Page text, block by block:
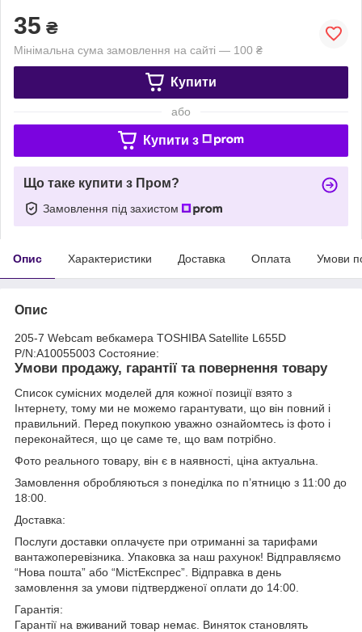
35 ₴
Мінімальна сума замовлення на сайті — 100 ₴
Купити
або
Купити з
Що таке купити з Пром?
Замовлення під захистом
Опис Характеристики Доставка Оплата Умови
Опис
205-7 Webcam вебкамера TOSHIBA Satellite L655D
P/N:A10055003 Состояние:
Умови продажу, гарантії та повернення товару
Список сумісних моделей для кожної позиції взято з
Інтернету, тому ми не можемо гарантувати, що він повний і
правильний. Перед покупкою уважно ознайомтесь із фото і
переконайтеся, що це саме те, що вам потрібно.
Фото реального товару, він є в наявності, ціна актуальна.
Замовлення обробляються з понеділка по п’ятницю з 11:00 до
18:00.
Доставка:
Послуги доставки оплачуєте при отриманні за тарифами
вантажоперевізника. Упаковка за наш рахунок! Відправляємо
“Нова пошта” або “МістЕкспрес”. Відправка в день
замовлення за умови підтвердженої оплати до 14:00.
Гарантія:
Гарантії на вживаний товар немає. Виняток становлять